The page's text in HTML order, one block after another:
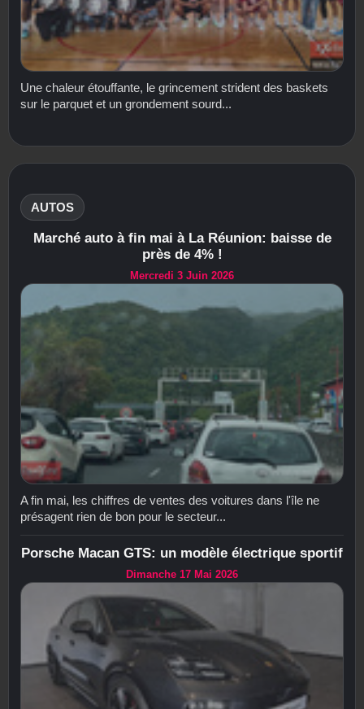
Une chaleur étouffante, le grincement strident des baskets
sur le parquet et un grondement sourd...
AUTOS
Marché auto à fin mai à La Réunion: baisse de
près de 4% !
Mercredi 3 Juin 2026
A fin mai, les chiffres de ventes des voitures dans l'île ne
présagent rien de bon pour le secteur...
Porsche Macan GTS: un modèle électrique sportif
Dimanche 17 Mai 2026